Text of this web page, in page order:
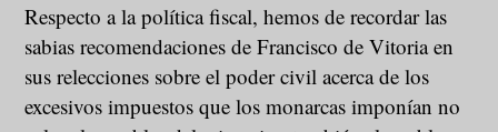
Respecto a la política fiscal, hemos de recordar las
sabias recomendaciones de Francisco de Vitoria en
sus relecciones sobre el poder civil acerca de los
excesivos impuestos que los monarcas imponían no